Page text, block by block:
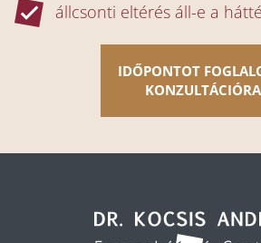
állcsonti eltérés áll-e a
IDŐPONTOT
KONZULTÁCIÓRA